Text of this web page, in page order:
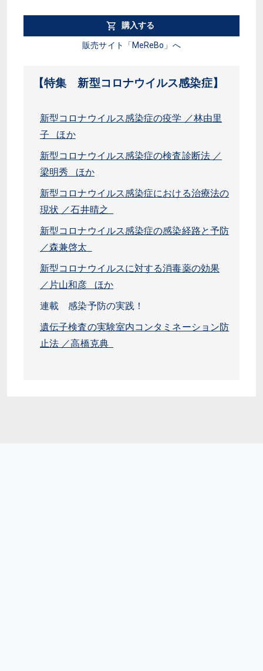
購入する
販売サイト「MeReBo」へ
【特集 新型コロナウイルス感染症】
新型コロナウイルス感染症の疫学 ／林由里
子 ほか
新型コロナウイルス感染症の検査診断法 ／
梁明秀 ほか
新型コロナウイルス感染症における治療法の
現状 ／石井晴之
新型コロナウイルス感染症の感染経路と予防
／森兼啓太
新型コロナウイルスに対する消毒薬の効果
／片山和彦 ほか
連載 感染予防の実践！
遺伝子検査の実験室内コンタミネーション防
止法 ／高橋克典